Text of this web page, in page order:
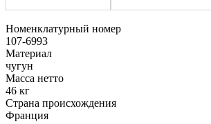
Номенклатурный номер
107-6993
Материал
чугун
Масса нетто
46 кг
Страна происхождения
Франция